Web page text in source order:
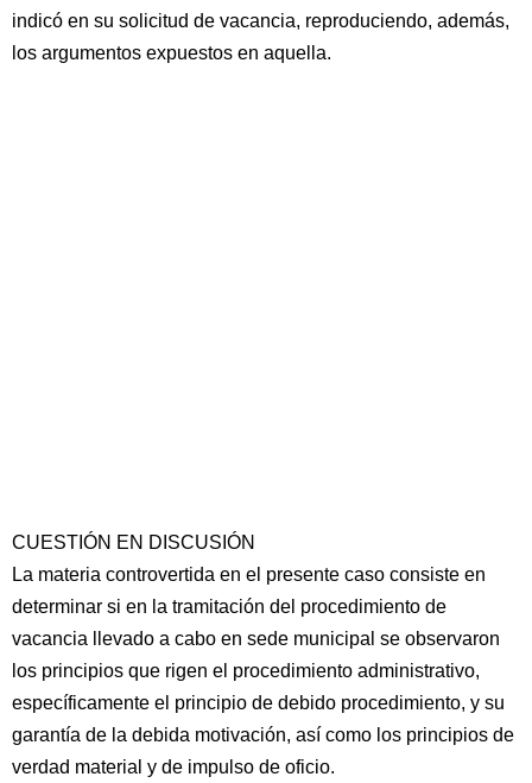
indicó en su solicitud de vacancia, reproduciendo, además,
los argumentos expuestos en aquella.
CUESTIÓN EN DISCUSIÓN
La materia controvertida en el presente caso consiste en
determinar si en la tramitación del procedimiento de
vacancia llevado a cabo en sede municipal se observaron
los principios que rigen el procedimiento administrativo,
específicamente el principio de debido procedimiento, y su
garantía de la debida motivación, así como los principios de
verdad material y de impulso de oficio.